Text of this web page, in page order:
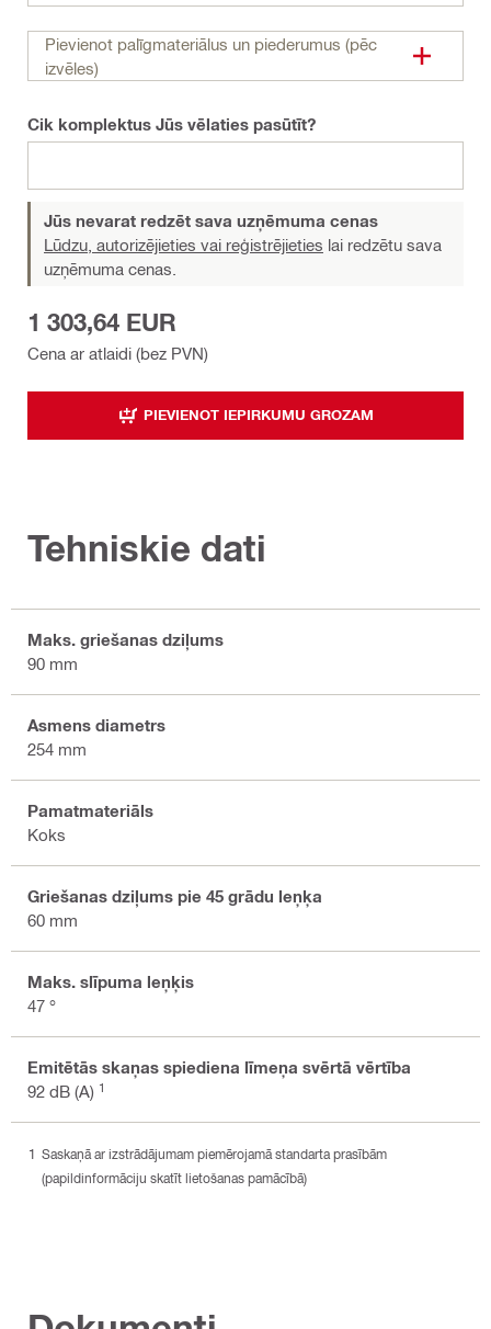
Pievienot palīgmateriālus un piederumus (pēc
izvēles)
Cik komplektus Jūs vēlaties pasūtīt?
Jūs nevarat redzēt sava uzņēmuma cenas
Lūdzu, autorizējieties vai reģistrējieties lai redzētu sava
uzņēmuma cenas.
Cena ar atlaidi (bez PVN)
1 303,64 EUR
PIEVIENOT IEPIRKUMU GROZAM
Tehniskie dati
Maks. griešanas dziļums
90 mm
Asmens diametrs
254 mm
Pamatmateriāls
Koks
Griešanas dziļums pie 45 grādu leņķa
60 mm
Maks. slīpuma leņķis
47 °
Emitētās skaņas spiediena līmeņa svērtā vērtība
92 dB (A) 1
Saskaņā ar izstrādājumam piemērojamā standarta prasībām
(papildinformāciju skatīt lietošanas pamācībā)